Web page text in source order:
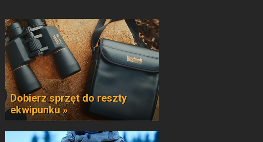
Dobierz sprzęt do reszty
ekwipunku »